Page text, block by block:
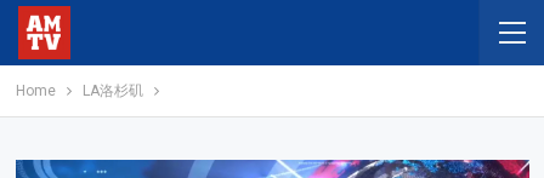
Home LA洛杉矶